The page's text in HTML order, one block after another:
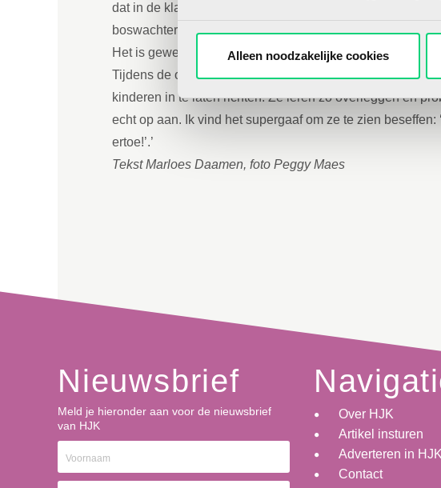
Alleen noodzakelijke cookies
dat in de klas zit samen vrijlaten of op bloemen- en
boswachter.
Het is geweldig om kleuters te zien onderzoeken en taal
Tijdens de opleiding tot Jonge Kind specialist leerde ik
kinderen in te laten richten. Ze leren zo overleggen en
echt op aan. Ik vind het supergaaf om ze te zien beseffen:
ertoe!’.’
Tekst Marloes Daamen, foto Peggy Maes
Nieuwsbrief
Meld je hieronder aan voor de nieuwsbrief
van HJK
Over HJK
Artikel insturen
Adverteren in HJK
Contact